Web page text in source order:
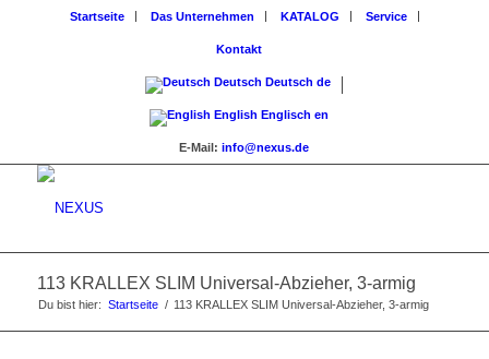
Startseite Das Unternehmen KATALOG Service
Kontakt
Deutsch Deutsch de
English Englisch en
E-Mail:info@nexus.de
113 KRALLEX SLIM Universal-Abzieher, 3-armig
Du bist hier: Startseite / 113 KRALLEX SLIM Universal-Abzieher, 3-armig